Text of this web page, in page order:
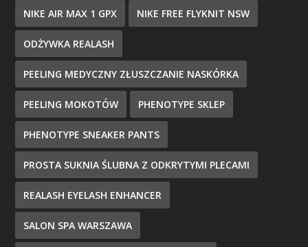
NIKE AIR MAX 1 GPX NIKE FREE FLYKNIT NSW
ODŻYWKA REALASH
PEELING MEDYCZNY ZŁUSZCZANIE NASKÓRKA
PEELING MOKOTÓW PHENOTYPE SKLEP
PHENOTYPE SNEAKER PANTS
PROSTA SUKNIA ŚLUBNA Z ODKRYTYMI PLECAMI
REALASH EYELASH ENHANCER
SALON SPA WARSZAWA